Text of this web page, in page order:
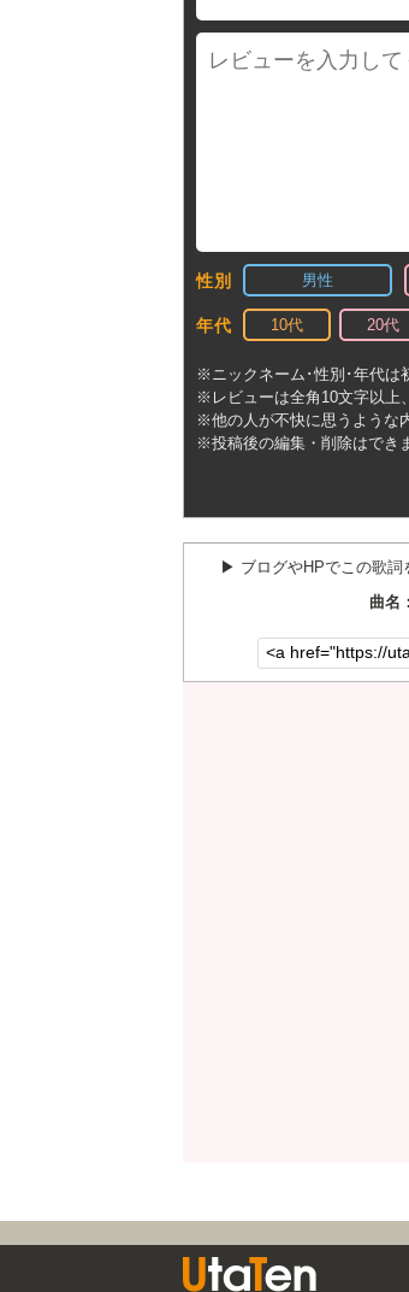
性別 男性
年代 10代 20代
※ニックネーム･性別･年代は
※レビューは全角10文字以上
※他の人が不快に思うような
※投稿後の編集・削除はでき
▶︎ ブログやHPでこの歌詞
曲名